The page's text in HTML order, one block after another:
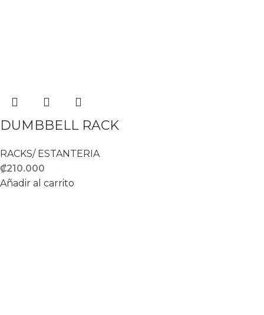
DUMBBELL RACK
RACKS/ ESTANTERIA
₡210.000
Añadir al carrito